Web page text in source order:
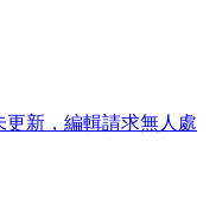
更新，編輯請求無人處